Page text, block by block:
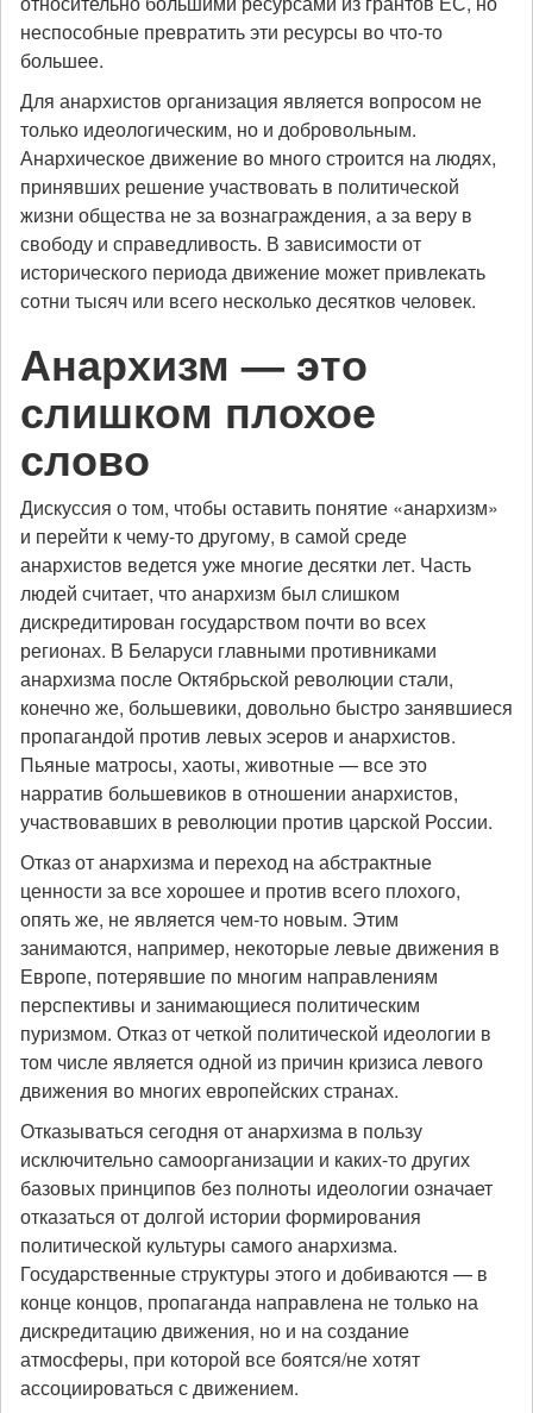
неспособные превратить эти ресурсы во что-то
большее.
Для анархистов организация является вопросом не
только идеологическим, но и добровольным.
Анархическое движение во много строится на людях,
принявших решение участвовать в политической
жизни общества не за вознаграждения, а за веру в
свободу и справедливость. В зависимости от
исторического периода движение может привлекать
сотни тысяч или всего несколько десятков человек.
Анархизм — это
слишком плохое
слово
Дискуссия о том, чтобы оставить понятие «анархизм»
и перейти к чему-то другому, в самой среде
анархистов ведется уже многие десятки лет. Часть
людей считает, что анархизм был слишком
дискредитирован государством почти во всех
регионах. В Беларуси главными противниками
анархизма после Октябрьской революции стали,
конечно же, большевики, довольно быстро занявшиеся
пропагандой против левых эсеров и анархистов.
Пьяные матросы, хаоты, животные — все это
нарратив большевиков в отношении анархистов,
участвовавших в революции против царской России.
Отказ от анархизма и переход на абстрактные
ценности за все хорошее и против всего плохого,
опять же, не является чем-то новым. Этим
занимаются, например, некоторые левые движения в
Европе, потерявшие по многим направлениям
перспективы и занимающиеся политическим
пуризмом. Отказ от четкой политической идеологии в
том числе является одной из причин кризиса левого
движения во многих европейских странах.
Отказываться сегодня от анархизма в пользу
исключительно самоорганизации и каких-то других
базовых принципов без полноты идеологии означает
отказаться от долгой истории формирования
политической культуры самого анархизма.
Государственные структуры этого и добиваются — в
конце концов, пропаганда направлена не только на
дискредитацию движения, но и на создание
атмосферы, при которой все боятся/не хотят
ассоциироваться с движением.